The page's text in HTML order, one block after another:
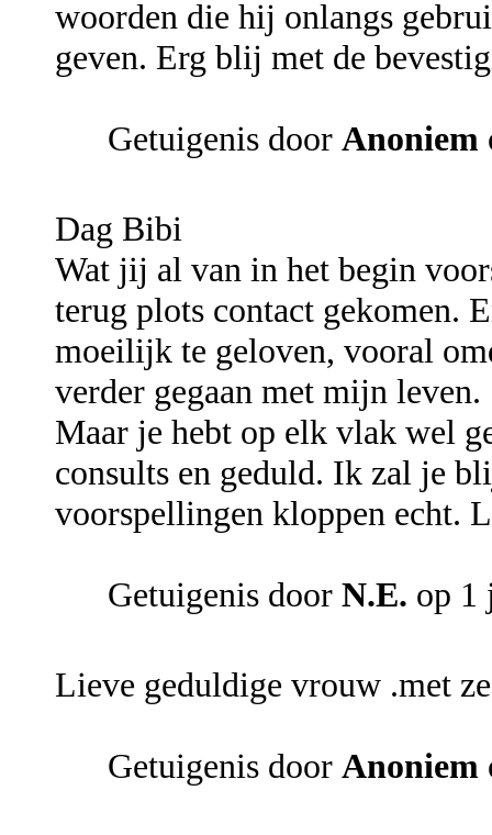
woorden die hij onlangs
geven. Erg blij met de
Getuigenis door Anoniem
Dag Bibi
Wat jij al van in het begin
terug plots contact gekomen.
moeilijk te geloven, vooral
verder gegaan met mijn leven.
Maar je hebt op elk vlak wel
consults en geduld. Ik zal je
voorspellingen kloppen echt.
Getuigenis door N.E. op 1
Lieve geduldige vrouw .met
Getuigenis door Anoniem